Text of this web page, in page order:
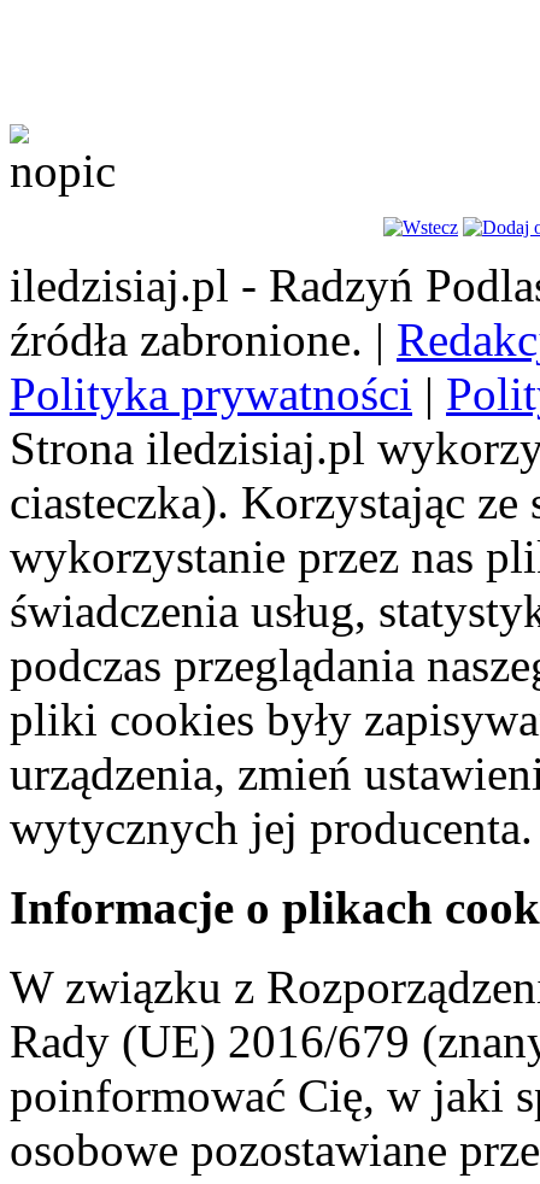
iledzisiaj.pl - Radzyń
źródła zabronione. |
Polityka prywatności |
Strona iledzisiaj.pl
ciasteczka). Korzystając
wykorzystanie przez nas
świadczenia usług,
podczas przeglądania
pliki cookies były
urządzenia, zmień
wytycznych jej producenta.
Informacje o plikach
W związku z
Rady (UE) 2016/679
poinformować Cię, w jaki
osobowe pozostawiane